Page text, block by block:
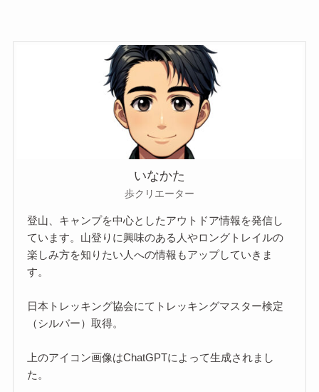
いなかた
歩クリエーター
登山、キャンプを中心としたアウトドア情報を発信し
ています。山登りに興味のある人やロングトレイルの
楽しみ方を知りたい人への情報もアップしていきま
す。
日本トレッキング協会にてトレッキングマスター検定
（シルバー）取得。
上のアイコン画像はChatGPTによって生成されまし
た。